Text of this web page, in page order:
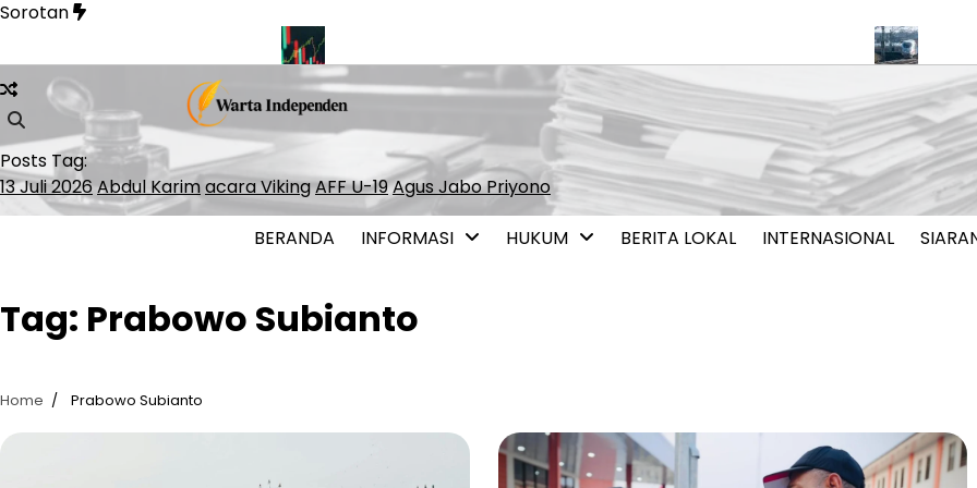
Skip
content
Sorotan
Soal Pelayaran Selat Hormuz INDEF: Merah Putih Bond Berpotensi Perkuat Pendalaman Pasar Keuangan Pemerintah
Posts Tag:
13 Juli 2026Abdul Karimacara VikingAFF U-19Agus Jabo Priyono
BERANDA INFORMASI HUKUM BERITA LOKAL INTERNASIONAL
Tag: Prabowo Subianto
Home Prabowo Subianto